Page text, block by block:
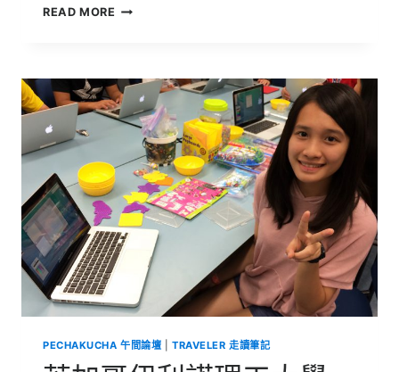
READ MORE 明
海
蛇
保
育
畫
|
前
進
人
之
島-2015
壯
在
蘭
PECHAKUCHA 午間論壇 |TRAVELER 走讀筆記